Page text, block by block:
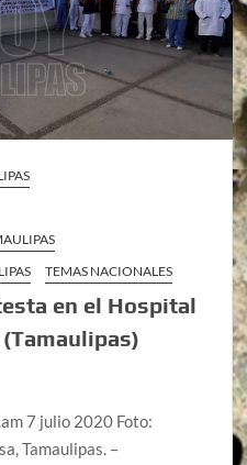
TEMAS NACIONALES
en el Hospital
7 julio 2020 Foto:
Tamaulipas. –